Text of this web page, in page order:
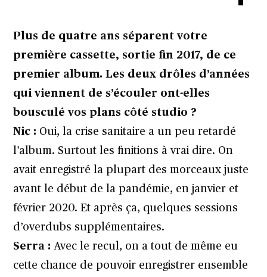
Plus de quatre ans séparent votre
première cassette, sortie fin 2017, de ce
premier album. Les deux drôles d’années
qui viennent de s’écouler ont-elles
bousculé vos plans côté studio ?
Nic : Oui, la crise sanitaire a un peu retardé
l’album. Surtout les finitions à vrai dire. On
avait enregistré la plupart des morceaux juste
avant le début de la pandémie, en janvier et
février 2020. Et après ça, quelques sessions
d’overdubs supplémentaires.
Serra : Avec le recul, on a tout de même eu
cette chance de pouvoir enregistrer ensemble